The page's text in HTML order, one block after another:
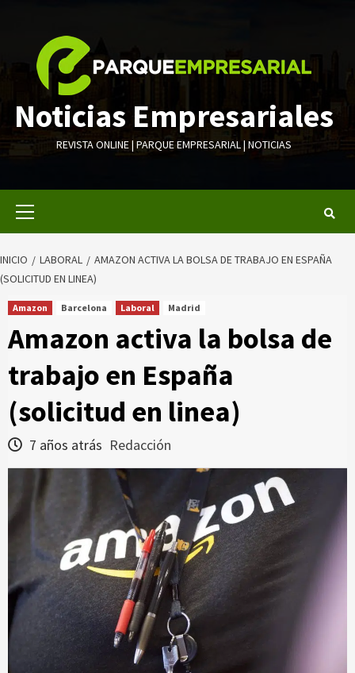
contenido
Noticias Empresariales
REVISTA ONLINE | PARQUE EMPRESARIAL | NOTICIAS
INICIO LABORAL
AMAZON ACTIVA LA BOLSA DE TRABAJO EN ESPAÑA
(SOLICITUD EN LINEA)
Amazon Barcelona Laboral Madrid
Amazon activa la bolsa de
trabajo en España
(solicitud en linea)
7 años atrás Redacción